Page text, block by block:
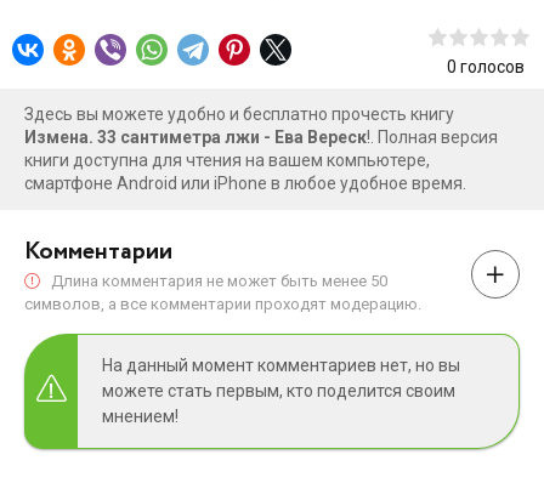
0 голосов
Здесь вы можете удобно и бесплатно прочесть книгу
Измена. 33 сантиметра лжи - Ева Вереск!. Полная версия
книги доступна для чтения на вашем компьютере,
смартфоне Android или iPhone в любое удобное время.
Комментарии
Длина комментария не может быть менее 50
символов, а все комментарии проходят модерацию.
На данный момент комментариев нет, но вы
можете стать первым, кто поделится своим
мнением!